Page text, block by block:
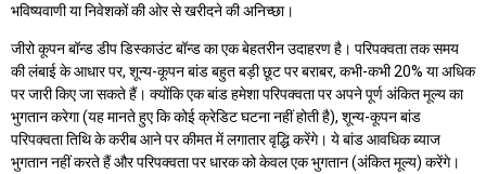
भविष्यवाणी या निवेशकों की ओर से खरीदने की अनिच्छा।
जीरो कूपन बॉन्ड डीप डिस्काउंट बॉन्ड का एक बेहतरीन उदाहरण है। परिपक्वता तक समय
की लंबाई के आधार पर, शून्य-कूपन बांड बहुत बड़ी छूट पर बराबर, कभी-कभी 20% या अधिक
पर जारी किए जा सकते हैं। क्योंकि एक बांड हमेशा परिपक्वता पर अपने पूर्ण अंकित मूल्य का
भुगतान करेगा (यह मानते हुए कि कोई क्रेडिट घटना नहीं होती है), शून्य-कूपन बांड
परिपक्वता तिथि के करीब आने पर कीमत में लगातार वृद्धि करेंगे। ये बांड आवधिक ब्याज
भुगतान नहीं करते हैं और परिपक्वता पर धारक को केवल एक भुगतान (अंकित मूल्य) करेंगे।